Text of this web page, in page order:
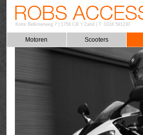
Korte Belkmerweg 7| 1756 CB 't Zand T: 0224 591230
Motoren Scooters